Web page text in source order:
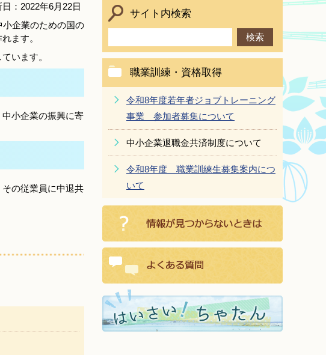
日：2022年6月22日
企業のための国の
ます。
います。
小企業の振興に寄
の従業員に中退共
サイト内検索
職業訓練・資格取得
令和8年度若年者ジョブトレーニング
事業 参加者募集について
中小企業退職金共済制度について
令和8年度 職業訓練生募集案内につ
いて